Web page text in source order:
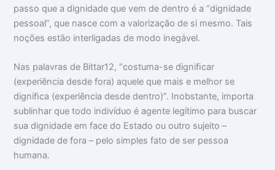
passo que a dignidade que vem de dentro é a “dignidade
pessoal”, que nasce com a valorização de si mesmo. Tais
noções estão interligadas de modo inegável.
Nas palavras de Bittar12, “costuma-se digniﬁcar
(experiência desde fora) aquele que mais e melhor se
digniﬁca (experiência desde dentro)”. Inobstante, importa
sublinhar que todo indivíduo é agente legítimo para buscar
sua dignidade em face do Estado ou outro sujeito –
dignidade de fora – pelo simples fato de ser pessoa
humana.